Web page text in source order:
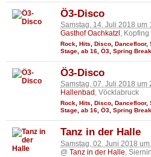
Ö3-Disco
Samstag, 14. Juli 2018 um
Gasthof Oachkatzl ,
Rock Hits Disco Dancefloor,
Stage ab 16 Ö3 Spring
Ö3-Disco
Samstag, 07. Juli 2018 um
Hallenbad , Vöcklabruck
Rock, Hits, Disco, Dancefloor,
Stage, ab 16, Ö3, Spring
Tanz in der Halle
Samstag, 02. Juni 2018
@ Tanz in der Halle ,